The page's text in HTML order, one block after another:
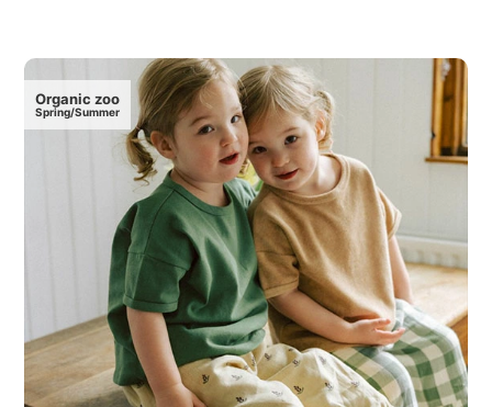
Organic zoo
Spring/Summer